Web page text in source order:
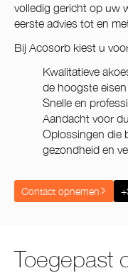
volledig gericht op uw
eerste advies tot en
Bij Acosorb kiest u
Kwalitatieve
de hoogste eisen
Snelle en
Aandacht voor
Oplossingen die
gezondheid en
Contact opnemen
Toegepast